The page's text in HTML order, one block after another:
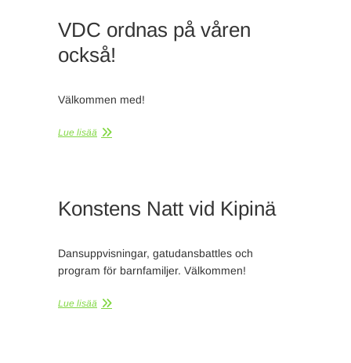
VDC ordnas på våren
också!
Välkommen med!
Lue lisää
Konstens Natt vid Kipinä
Dansuppvisningar, gatudansbattles och
program för barnfamiljer. Välkommen!
Lue lisää